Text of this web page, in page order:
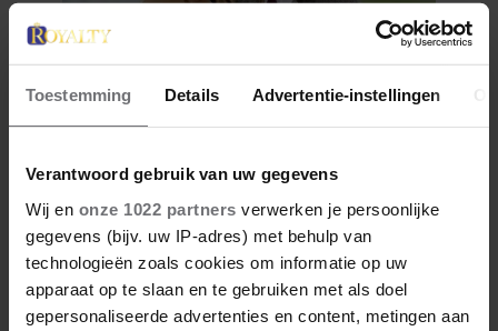
Toestemming Details Advertentie-instellingen
Verantwoord gebruik van uw gegevens
Wij en onze 1022 partners verwerken je persoonlijke
gegevens (bijv. uw IP-adres) met behulp van
technologieën zoals cookies om informatie op uw
apparaat op te slaan en te gebruiken met als doel
gepersonaliseerde advertenties en content, metingen aan
7 augustus 2026
PRINSES BEATRICE’S
ECHTGENOOT EDOARDO
ONTKENT
HUWELIJKSPROBLEMEN